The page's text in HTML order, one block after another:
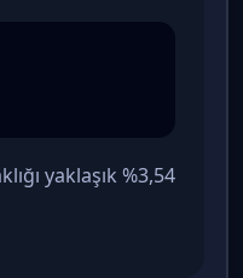
yaklaşık %3,54